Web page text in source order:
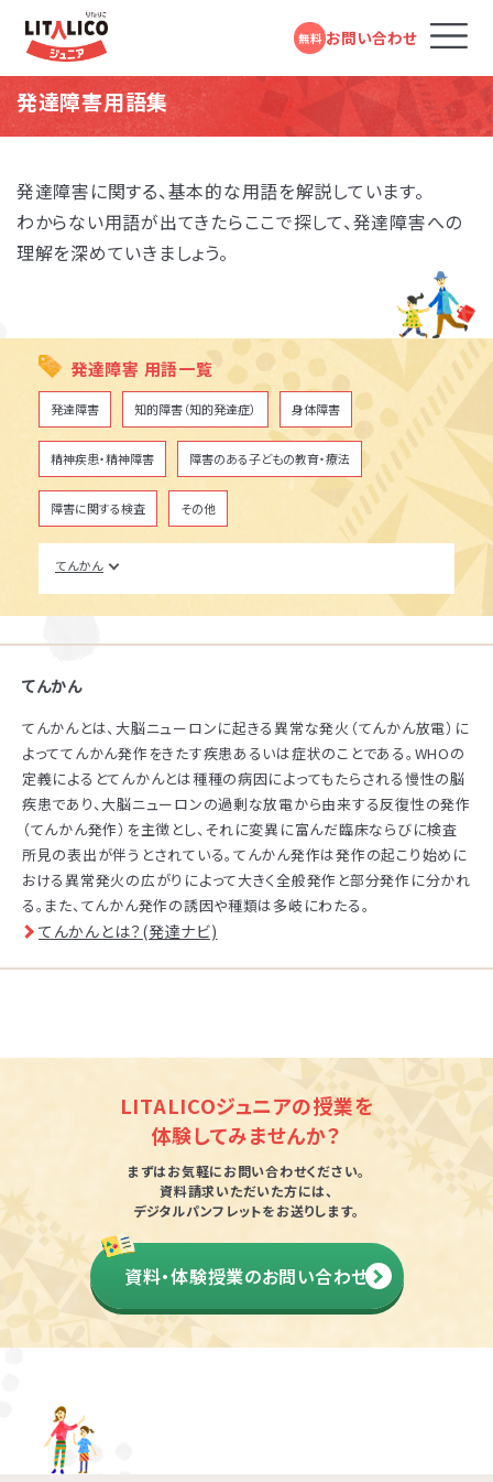
無料 お問い合わせ
コースのご案内
LITALICOジュニアとは
成長事例
入会までの流れ
お役立ちコラム
放課後等デイサービス
資料・体験授業のお問い合わせ
サイトマップ
ホーム
LITALICOワンダー
発達障害用語集
発達障害に関する、基本的な用語を解説しています。
わからない用語が出てきたらここで探して、発達障害への
理解を深めていきましょう。
発達障害 用語一覧
発達障害 知的障害（知的発達症） 身体障害
精神疾患・精神障害 障害のある子どもの教育・療法
障害に関する検査 その他
てんかん
てんかん
てんかんとは、大脳ニューロンに起きる異常な発火（てんかん放電）に
よっててんかん発作をきたす疾患あるいは症状のことである。WHOの
定義によるとてんかんとは種種の病因によってもたらされる慢性の脳
疾患であり、大脳ニューロンの過剰な放電から由来する反復性の発作
（てんかん発作）を主徴とし、それに変異に富んだ臨床ならびに検査
所見の表出が伴うとされている。てんかん発作は発作の起こり始めに
おける異常発火の広がりによって大きく全般発作と部分発作に分かれ
る。また、てんかん発作の誘因や種類は多岐にわたる。
てんかんとは？(発達ナビ)
LITALICOジュニアの授業を
体験してみませんか？
まずはお気軽にお問い合わせください。
資料請求いただいた方には、
デジタルパンフレットをお送りします。
資料・体験授業のお問い合わせ